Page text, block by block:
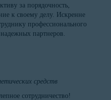
за порядочность,
к своему делу. Искренне
профессионального
партнеров.
средств
сотрудничество!